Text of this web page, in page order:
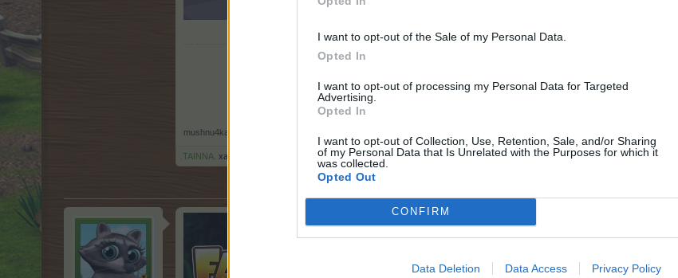
I want to opt-out of the Sale of my Personal Data.
Opted In
I want to opt-out of processing my Personal Data for Targeted
Advertising.
Opted In
I want to opt-out of Collection, Use, Retention, Sale, and/or Sharing
of my Personal Data that Is Unrelated with the Purposes for which it
was collected.
Opted Out
CONFIRM
Data Deletion Data Access Privacy Policy
mushnu4ka
.TAINNA. харесва това.